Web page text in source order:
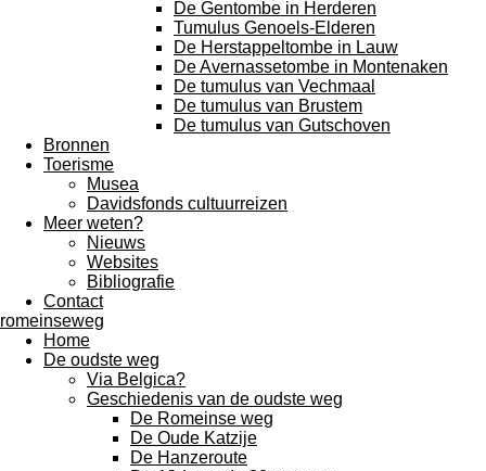
De Gentombe in Herderen
Tumulus Genoels-Elderen
De Herstappeltombe in Lauw
De Avernassetombe in Montenaken
De tumulus van Vechmaal
De tumulus van Brustem
De tumulus van Gutschoven
Bronnen
Toerisme
Musea
Davidsfonds cultuurreizen
Meer weten?
Nieuws
Websites
Bibliografie
Contact
romeinseweg
Home
De oudste weg
Via Belgica?
Geschiedenis van de oudste weg
De Romeinse weg
De Oude Katzije
De Hanzeroute